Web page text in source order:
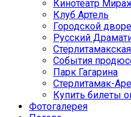
Кинотеатр
Клуб Артель
Городской
Русский
События
Парк Гагарина
Стерлитамак-
Купить билеты
Фотогалерея